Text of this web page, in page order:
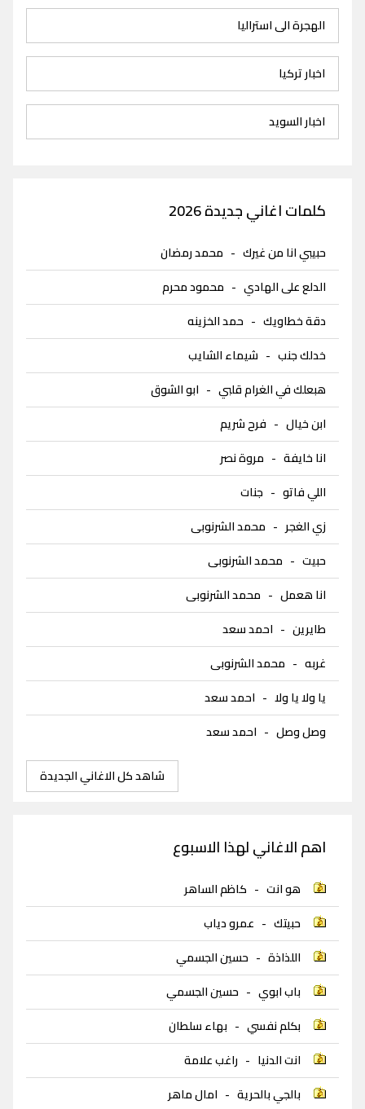
الهجرة الى استراليا
اخبار تركيا
اخبار السويد
كلمات اغاني جديدة 2026
حبيبي انا من غيرك - محمد رمضان
الدلع على الهادي - محمود محرم
دقة خطاويك - حمد الخزينه
خدلك جنب - شيماء الشايب
هبعلك في الغرام قلبي - ابو الشوق
ابن خيال - فرح شريم
انا خايفة - مروة نصر
اللي فاتو - جنات
زي الغجر - محمد الشرنوبى
حبيت - محمد الشرنوبى
انا هعمل - محمد الشرنوبى
طايرين - احمد سعد
غربه - محمد الشرنوبى
يا ولا يا ولا - احمد سعد
وصل وصل - احمد سعد
شاهد كل الاغاني الجديدة
اهم الاغاني لهذا الاسبوع
هو انت - كاظم الساهر
حبيتك - عمرو دياب
اللذاذة - حسين الجسمي
باب ابوي - حسين الجسمي
بكلم نفسي - بهاء سلطان
انت الدنيا - راغب علامة
بالجي بالحرية - امال ماهر